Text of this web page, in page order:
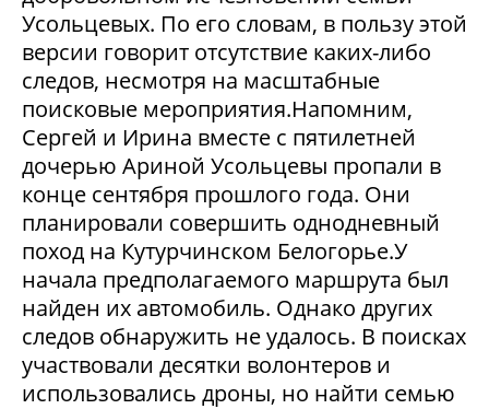
Усольцевых. По его словам, в пользу этой
версии говорит отсутствие каких-либо
следов, несмотря на масштабные
поисковые мероприятия.Напомним,
Сергей и Ирина вместе с пятилетней
дочерью Ариной Усольцевы пропали в
конце сентября прошлого года. Они
планировали совершить однодневный
поход на Кутурчинском Белогорье.У
начала предполагаемого маршрута был
найден их автомобиль. Однако других
следов обнаружить не удалось. В поисках
участвовали десятки волонтеров и
использовались дроны, но найти семью